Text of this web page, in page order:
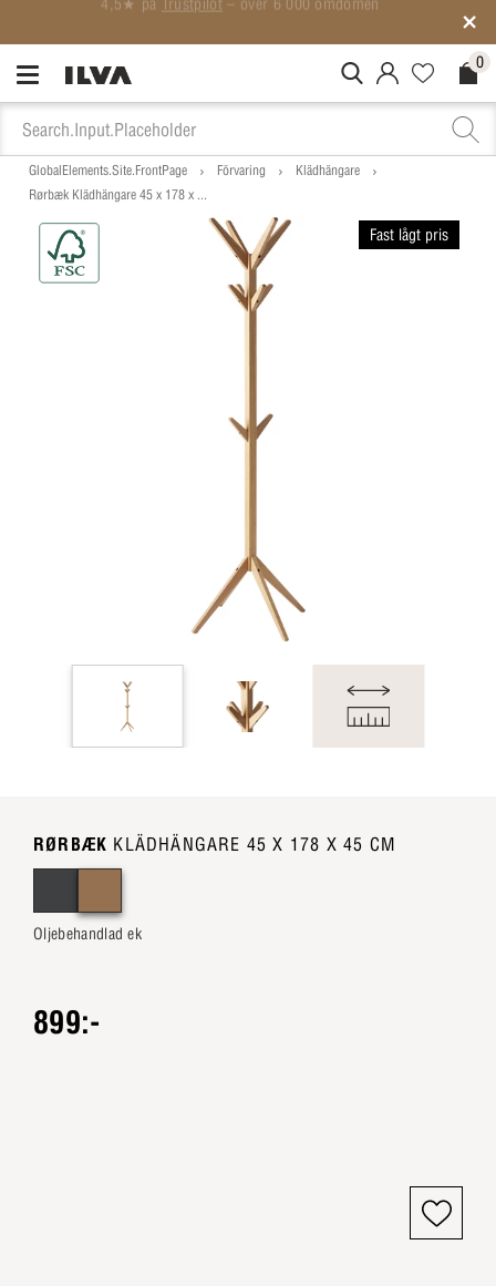
MitIlva.Login 0
GlobalElements.Site.FrontPage Förvaring
Klädhängare
Rørbæk Klädhängare 45 x 178 x ...
Fast lågt pris
RØRBÆK KLÄDHÄNGARE 45 X 178 X 45 CM
Oljebehandlad ek
899:-